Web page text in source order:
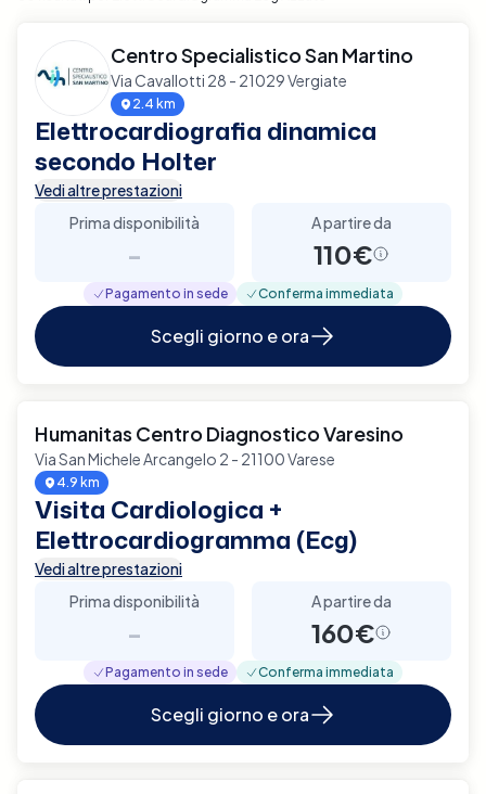
Centro Specialistico San Martino
Via Cavallotti 28 - 21029 Vergiate
2.4 km
Elettrocardiografia dinamica
secondo Holter
Vedi altre prestazioni
Prima disponibilità
-
A partire da
110€
Pagamento in sede Conferma immediata
Scegli giorno e ora
Humanitas Centro Diagnostico Varesino
Via San Michele Arcangelo 2 - 21100 Varese
4.9 km
Visita Cardiologica +
Elettrocardiogramma (Ecg)
Vedi altre prestazioni
Prima disponibilità
-
A partire da
160€
Pagamento in sede Conferma immediata
Scegli giorno e ora